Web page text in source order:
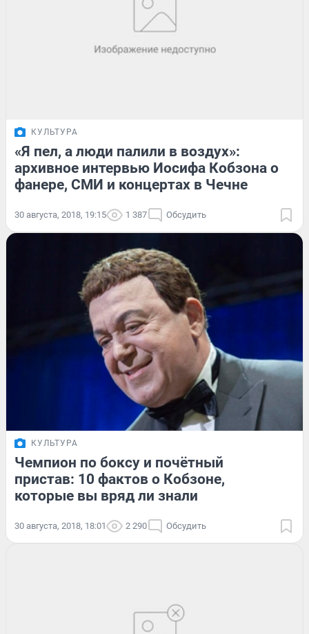
КУЛЬТУРА
«Я пел, а люди палили в воздух»:
архивное интервью Иосифа Кобзона о
фанере, СМИ и концертах в Чечне
30 августа, 2018, 19:15 1 387 Обсудить
КУЛЬТУРА
Чемпион по боксу и почётный
пристав: 10 фактов о Кобзоне,
которые вы вряд ли знали
30 августа, 2018, 18:01 2 290 Обсудить